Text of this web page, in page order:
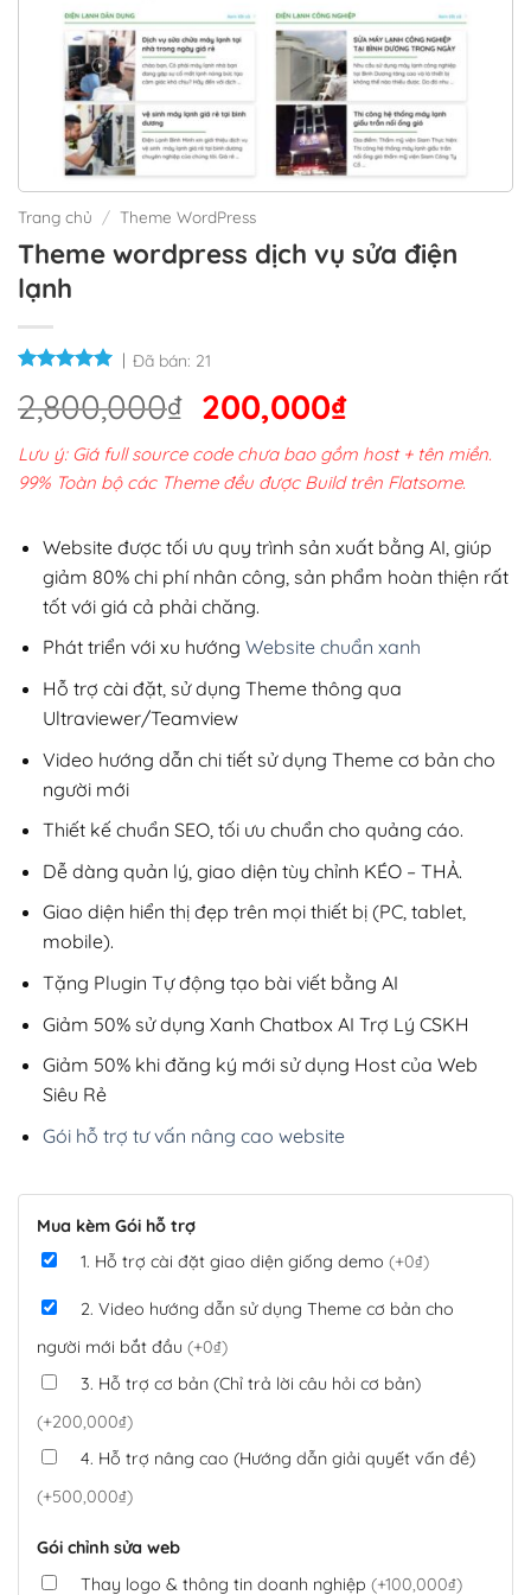
Trang chủ / Theme WordPress
Theme wordpress dịch vụ sửa điện
lạnh
Đã bán: 21
2,800,000₫ Giá
gốc
là:
2,800,000₫.
200,000₫Giá
hiện
tại
200,000₫.
Lưu ý: Giá full source code chưa bao gồm host + tên miền.
99% Toàn bộ các Theme đều được Build trên Flatsome.
Website được tối ưu quy trình sản xuất bằng AI, giúp
giảm 80% chi phí nhân công, sản phẩm hoàn thiện rất
tốt với giá cả phải chăng.
Phát triển với xu hướng Website chuẩn xanh
Hỗ trợ cài đặt, sử dụng Theme thông qua
Ultraviewer/Teamview
Video hướng dẫn chi tiết sử dụng Theme cơ bản cho
người mới
Thiết kế chuẩn SEO, tối ưu chuẩn cho quảng cáo.
Dễ dàng quản lý, giao diện tùy chỉnh KÉO – THẢ.
Giao diện hiển thị đẹp trên mọi thiết bị (PC, tablet,
mobile).
Tặng Plugin Tự động tạo bài viết bằng AI
Giảm 50% sử dụng Xanh Chatbox AI Trợ Lý CSKH
Giảm 50% khi đăng ký mới sử dụng Host của Web
Siêu Rẻ
Gói hỗ trợ tư vấn nâng cao website
Mua kèm Gói hỗ trợ
1. Hỗ trợ cài đặt giao diện giống demo (+0₫)
2. Video hướng dẫn sử dụng Theme cơ bản cho
người mới bắt đầu (+0₫)
3. Hỗ trợ cơ bản (Chỉ trả lời câu hỏi cơ bản)
(+200,000₫)
4. Hỗ trợ nâng cao (Hướng dẫn giải quyết vấn đề)
(+500,000₫)
Gói chỉnh sửa web
Thay logo & thông tin doanh nghiệp (+100,000₫)